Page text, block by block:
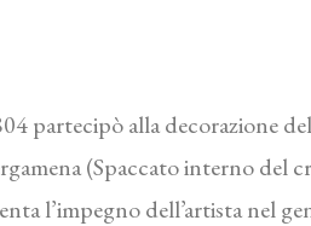
partecipò alla decorazione
(Spaccato interno del
l’impegno dell’artista nel